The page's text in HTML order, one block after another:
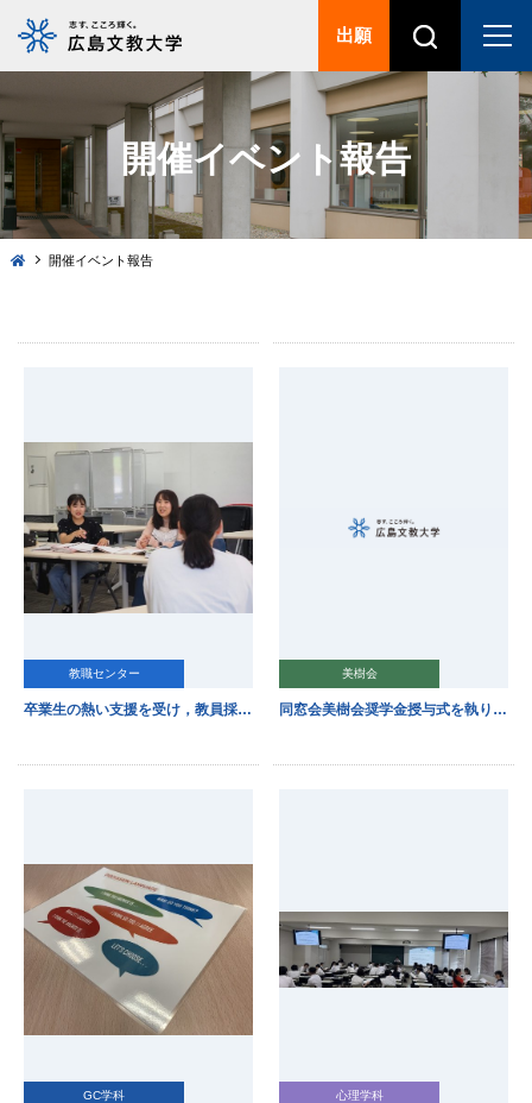
開催イベント報告
開催イベント報告
教職センター
卒業生の熱い支援を受け，教員採用試験対策セミナーは佳境の段階へ！
美樹会
同窓会美樹会奨学金授与式を執り行いました
GC学科 心理学科
出願